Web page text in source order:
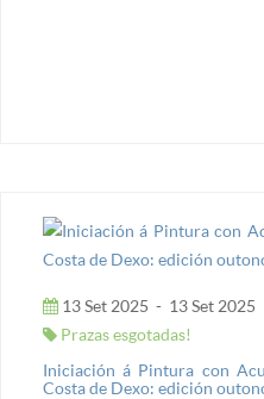
13 Set 2025 - 13 Set 2025
Prazas esgotadas!
Iniciación á Pintura con
Costa de Dexo: edición